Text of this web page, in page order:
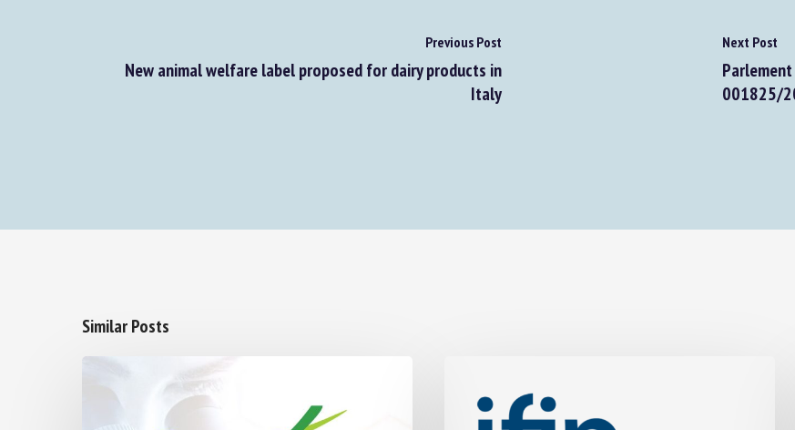
Previous Post
New animal welfare label proposed for dairy products in
Italy
Next Post
001825/
Similar Posts